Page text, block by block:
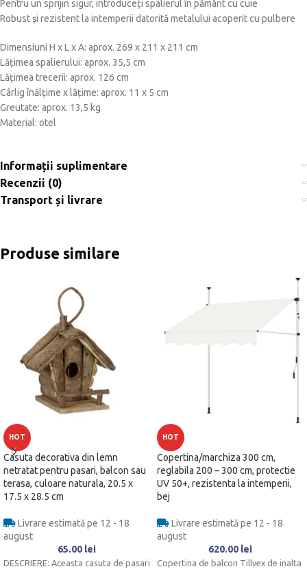
Pentru un sprijin sigur, introduceți spalierul în pământ cu cuie
Robust și rezistent la intemperii datorită metalului acoperit cu pulbere
Dimensiuni H x L x A: aprox. 269 ​​x 211 x 211 cm
Lățimea spalierului: aprox. 35,5 cm
Lățimea trecerii: aprox. 126 cm
Cârlig înălțime x lățime: aprox. 11 x 5 cm
Greutate: aprox. 13,5 kg
Material: otel
Informații suplimentare
Recenzii (0)
Transport și livrare
Produse similare
HOT
Casuta decorativa din lemn
netratat pentru pasari, balcon sau
terasa, culoare naturala, 20.5 x
17.5 x 28.5 cm
Livrare estimată pe 12 - 18
august
65.00 lei
DESCRIERE: Aceasta casuta de pasari
HOT
Copertina/marchiza 300 cm,
reglabila 200 – 300 cm, protectie
UV 50+, rezistenta la intemperii,
bej
Livrare estimată pe 12 - 18
august
620.00 lei
Copertina de balcon Tillvex de inalta